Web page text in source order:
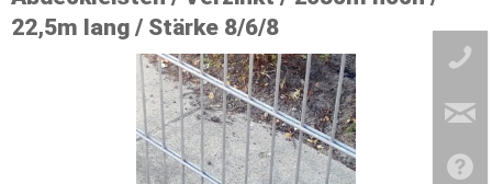
22,5m lang / Stärke 8/6/8